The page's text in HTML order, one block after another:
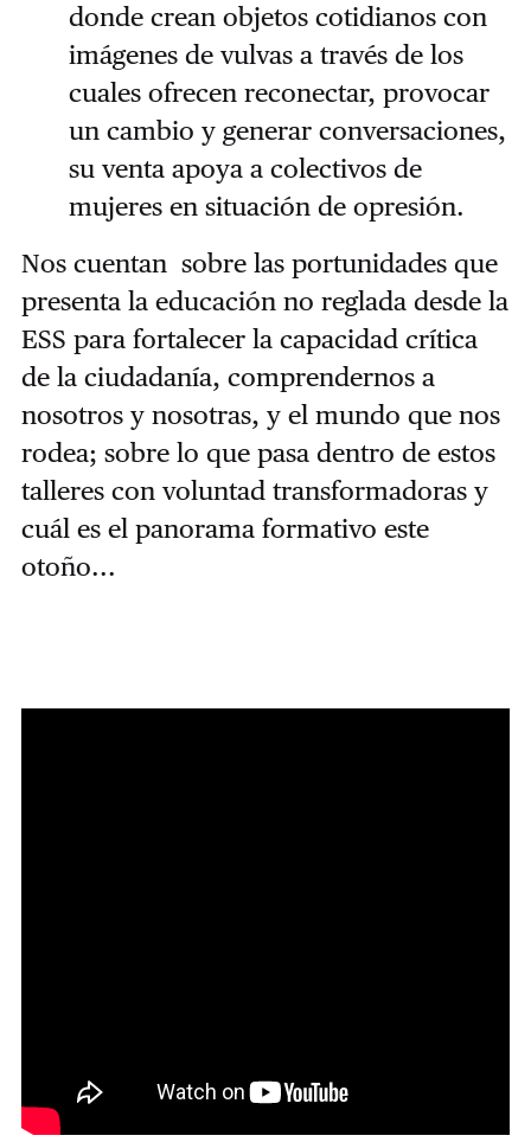
donde crean objetos cotidianos con
imágenes de vulvas a través de los
cuales ofrecen reconectar, provocar
un cambio y generar conversaciones,
su venta apoya a colectivos de
mujeres en situación de opresión.
Nos cuentan sobre las portunidades que
presenta la educación no reglada desde la
ESS para fortalecer la capacidad crítica
de la ciudadanía, comprendernos a
nosotros y nosotras, y el mundo que nos
rodea; sobre lo que pasa dentro de estos
talleres con voluntad transformadoras y
cuál es el panorama formativo este
otoño...